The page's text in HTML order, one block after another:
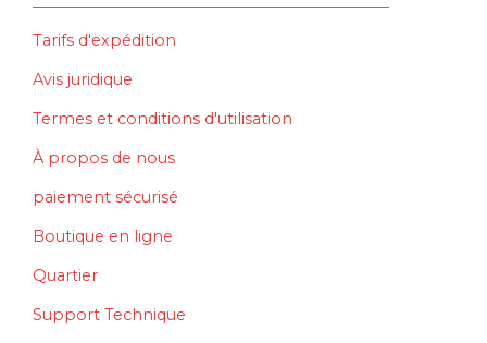
Tarifs d'expédition
Avis juridique
Termes et conditions d'utilisation
À propos de nous
paiement sécurisé
Boutique en ligne
Quartier
Support Technique